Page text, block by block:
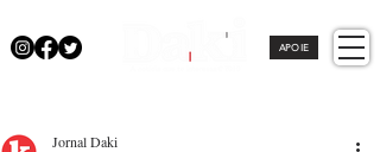
APOIE
Jornal Daki